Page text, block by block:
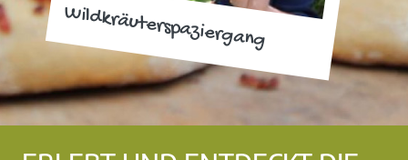
Wildkräuterspaziergang